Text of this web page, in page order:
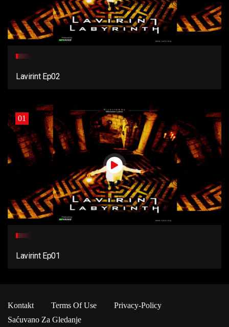
Lavirint Ep02
01
Lavirint Ep01
Kontakt Terms Of Use
Privacy-Policy
Saćuvano Za Gledanje